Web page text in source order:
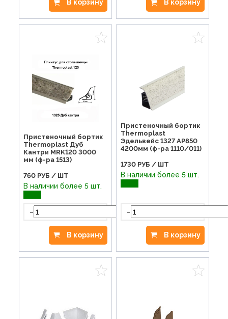
В корзину В корзину
Пристеночный бортик
Thermoplast Дуб
Кантри MRK120 3000
мм (ф-ра 1513)
760 РУБ / ШТ
В наличии более 5 шт.
-
В корзину
Пристеночный бортик
Thermoplast
Эдельвейс 1327 AP850
4200мм (ф-ра 1110/011)
1730 РУБ / ШТ
В наличии более 5 шт.
-
В корзину